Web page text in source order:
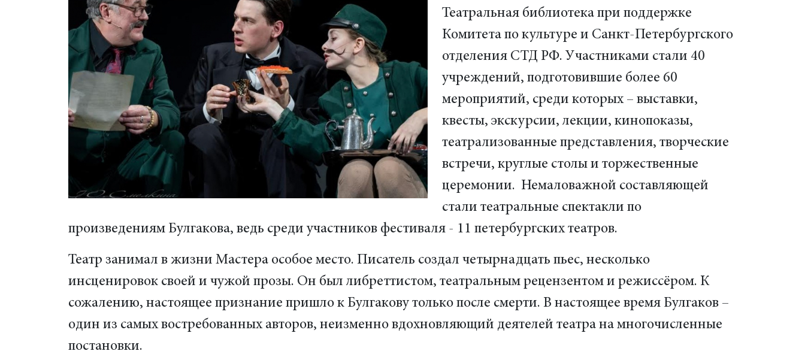
Театральная библиотека при поддержке
Комитета по культуре и Санкт-Петербургского
отделения СТД РФ. Участниками стали 40
учреждений, подготовившие более 60
мероприятий, среди которых – выставки,
квесты, экскурсии, лекции, кинопоказы,
театрализованные представления, творческие
встречи, круглые столы и торжественные
церемонии. Немаловажной составляющей
стали театральные спектакли по
произведениям Булгакова, ведь среди участников фестиваля - 11 петербургских театров.
Театр занимал в жизни Мастера особое место. Писатель создал четырнадцать пьес, несколько
инсценировок своей и чужой прозы. Он был либреттистом, театральным рецензентом и режиссёром. К
сожалению, настоящее признание пришло к Булгакову только после смерти. В настоящее время Булгаков –
один из самых востребованных авторов, неизменно вдохновляющий деятелей театра на многочисленные
постановки.